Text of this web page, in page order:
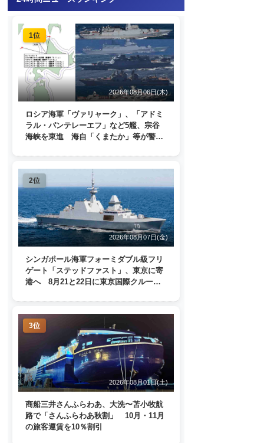
1位
2026年08月06日(木)
ロシア海軍「ヴァリャーク」、「アドミ
ラル・パンテレーエフ」など5艦、宗谷
海峡を東進 海自「くまたか」等が警戒
2位
2026年08月07日(金)
シンガポール海軍フォーミダブル級フリ
ゲート「ステッドファスト」、東京に寄
港へ 8月21と22日に東京国際クルーズ
3位
2026年08月01日(土)
商船三井さんふらわあ、大洗〜苫小牧航
路で「さんふらわあ秋割」 10月・11月
の旅客運賃を10％割引